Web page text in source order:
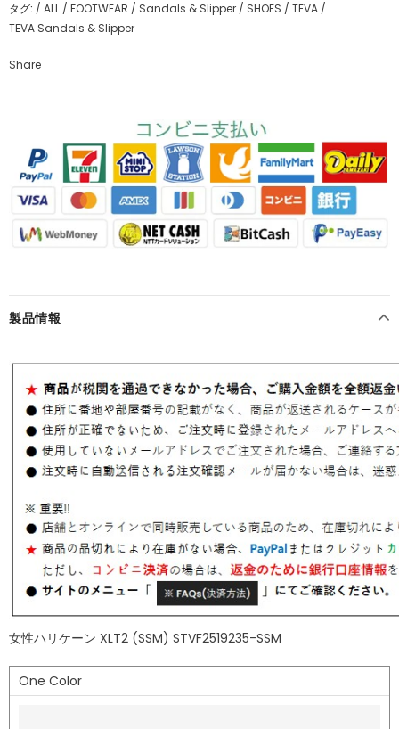
タグ: / ALL / FOOTWEAR / Sandals & Slipper / SHOES / TEVA /
TEVA Sandals & Slipper
Share
製品情報
女性ハリケーン XLT2 (SSM) STVF2519235-SSM
One Color